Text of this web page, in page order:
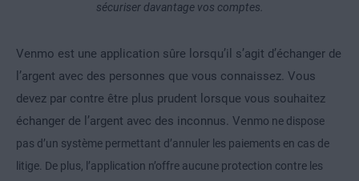
sécuriser davantage vos comptes.
Venmo est une application sûre lorsqu’il s’agit d’échanger de
l’argent avec des personnes que vous connaissez. Vous
devez par contre être plus prudent lorsque vous souhaitez
échanger de l’argent avec des inconnus. Venmo ne dispose
pas d’un système permettant d’annuler les paiements en cas de
litige. De plus, l’application n’offre aucune protection contre les